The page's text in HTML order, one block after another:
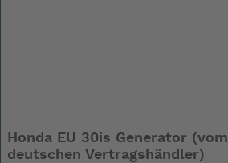
Honda EU 30is Generator (vom
deutschen Vertragshändler)